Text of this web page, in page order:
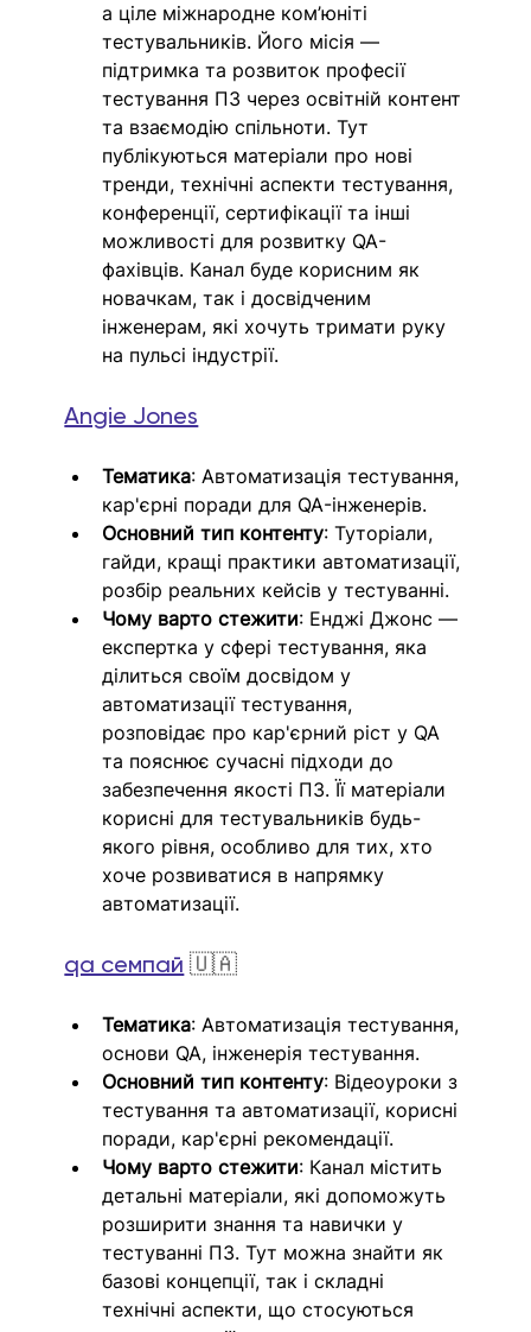
а ціле міжнародне ком’юніті
тестувальників. Його місія —
підтримка та розвиток професії
тестування ПЗ через освітній контент
та взаємодію спільноти. Тут
публікуються матеріали про нові
тренди, технічні аспекти тестування,
конференції, сертифікації та інші
можливості для розвитку QA-
фахівців. Канал буде корисним як
новачкам, так і досвідченим
інженерам, які хочуть тримати руку
на пульсі індустрії.
Angie Jones
Тематика: Автоматизація тестування,
кар'єрні поради для QA-інженерів.
Основний тип контенту: Туторіали,
гайди, кращі практики автоматизації,
розбір реальних кейсів у тестуванні.
Чому варто стежити: Енджі Джонс —
експертка у сфері тестування, яка
ділиться своїм досвідом у
автоматизації тестування,
розповідає про кар'єрний ріст у QA
та пояснює сучасні підходи до
забезпечення якості ПЗ. Її матеріали
корисні для тестувальників будь-
якого рівня, особливо для тих, хто
хоче розвиватися в напрямку
автоматизації.
qa семпай 🇺🇦
Тематика: Автоматизація тестування,
основи QA, інженерія тестування.
Основний тип контенту: Відеоуроки з
тестування та автоматизації, корисні
поради, кар'єрні рекомендації.
Чому варто стежити: Канал містить
детальні матеріали, які допоможуть
розширити знання та навички у
тестуванні ПЗ. Тут можна знайти як
базові концепції, так і складні
технічні аспекти, що стосуються